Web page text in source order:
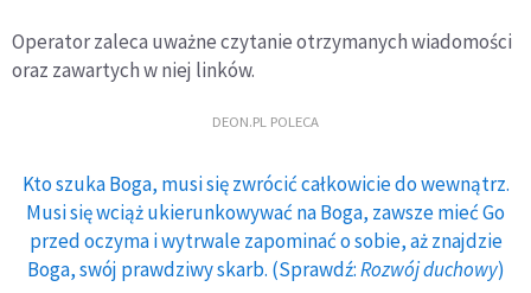
Operator zaleca uważne czytanie otrzymanych wiadomości
oraz zawartych w niej linków.
DEON.PL POLECA
Kto szuka Boga, musi się zwrócić całkowicie do wewnątrz.
Musi się wciąż ukierunkowywać na Boga, zawsze mieć Go
przed oczyma i wytrwale zapominać o sobie, aż znajdzie
Boga, swój prawdziwy skarb. (Sprawdź:Rozwój duchowy)